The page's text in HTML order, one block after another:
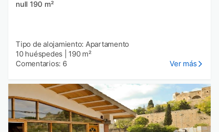
null 190 m²
Tipo de alojamiento: Apartamento
10 huéspedes
190 m²
Comentarios: 6
Ver más